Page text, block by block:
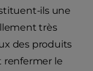
ils une
très
des produits
renfermer le